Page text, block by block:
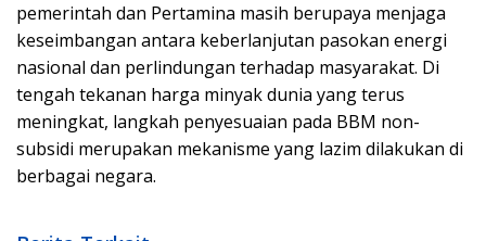
pemerintah dan Pertamina masih berupaya menjaga
keseimbangan antara keberlanjutan pasokan energi
nasional dan perlindungan terhadap masyarakat. Di
tengah tekanan harga minyak dunia yang terus
meningkat, langkah penyesuaian pada BBM non-
subsidi merupakan mekanisme yang lazim dilakukan di
berbagai negara.